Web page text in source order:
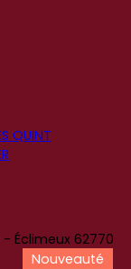
Nouveauté